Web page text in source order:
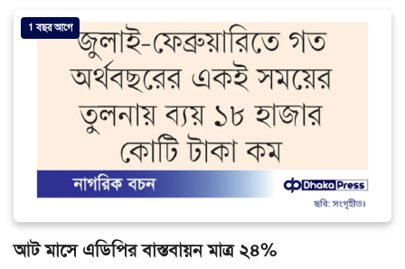
1 বছর আগে
আট মাসে এডিপির বাস্তবায়ন মাত্র ২৪%